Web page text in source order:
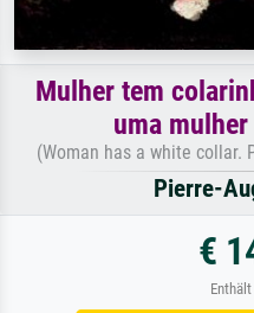
Mulher tem
uma
(Woman has a white collar.
Pierre-
€